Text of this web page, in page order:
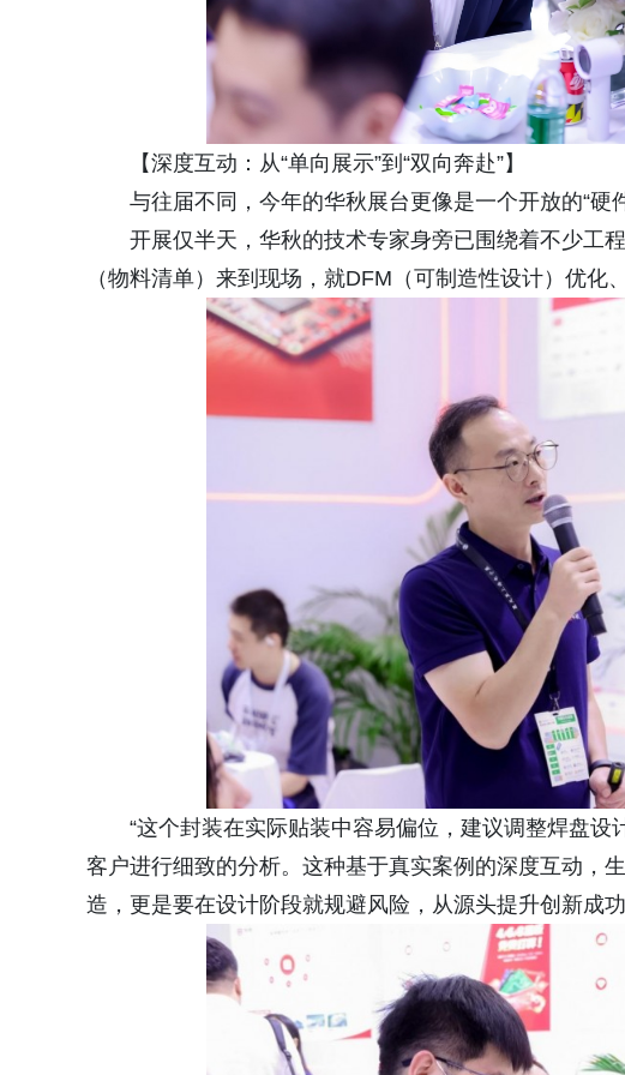
【深度互动：从“单向展示”到“双向奔赴”】
与往届不同，今年的华秋展台更像是一个开放的“硬
开展仅半天，华秋的技术专家身旁已围绕着不少工
（物料清单）来到现场，就DFM（可制造性设计）优化
“这个封装在实际贴装中容易偏位，建议调整焊盘
客户进行细致的分析。这种基于真实案例的深度互动
造，更是要在设计阶段就规避风险，从源头提升创新成功